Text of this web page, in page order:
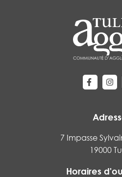
Lien
7 Impasse
19000
Horaires